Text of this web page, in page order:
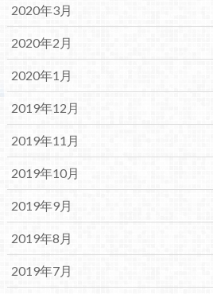
2020年3月
2020年2月
2020年1月
2019年12月
2019年11月
2019年10月
2019年9月
2019年8月
2019年7月